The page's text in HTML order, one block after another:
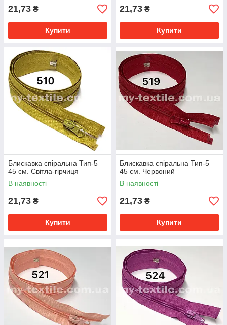
21,73 ₴
Купити
21,73 ₴
Купити
Блискавка спіральна Тип-5
45 см. Світла-гірчиця
В наявності
21,73 ₴
Купити
Блискавка спіральна Тип-5
45 см. Червоний
В наявності
21,73 ₴
Купити